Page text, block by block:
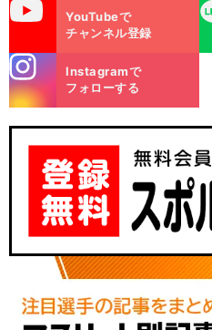
YouTubeで
チャンネル登録
LINE
m
Instagramで
フォローする